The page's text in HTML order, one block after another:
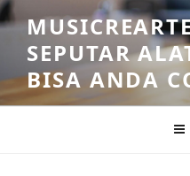
Skip
to
contentSEPUTAR
BISA ANDA